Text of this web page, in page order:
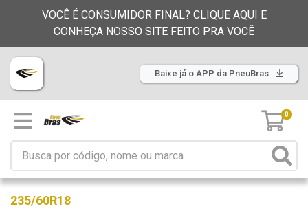
VOCÊ É CONSUMIDOR FINAL? CLIQUE AQUI E
CONHEÇA NOSSO SITE FEITO PRA VOCÊ
Baixe já o APP da PneuBras
0
235/60R18